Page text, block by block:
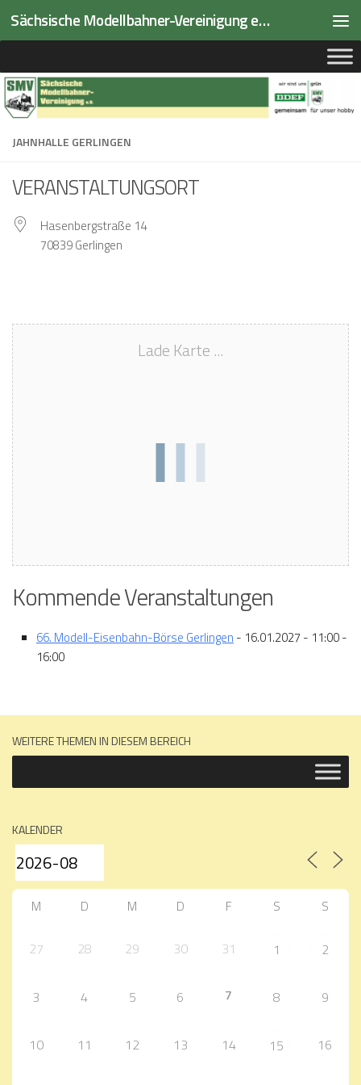
Zum Inhalt springen Sächsische Modellbahner-Vereinigung e.V.
JAHNHALLE GERLINGEN
VERANSTALTUNGSORT
Hasenbergstraße 14
70839 Gerlingen
Lade Karte ...
Kommende Veranstaltungen
66. Modell-Eisenbahn-Börse Gerlingen - 16.01.2027 - 11:00 -
16:00
WEITERE THEMEN IN DIESEM BEREICH
KALENDER
M D M D F S S
27 28 29 30 31 1 2
3 4 5 6 7 8 9
10 11 12 13 14 15 16